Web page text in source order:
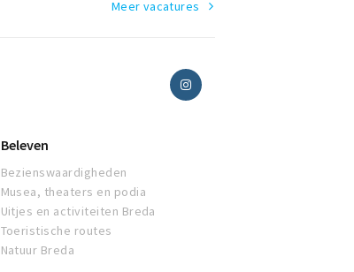
Meer vacatures
Beleven
Bezienswaardigheden
Musea, theaters en podia
Uitjes en activiteiten Breda
Toeristische routes
Natuur Breda